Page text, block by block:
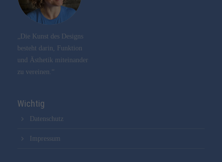
„Die Kunst des Designs
besteht darin, Funktion
und Ästhetik miteinander
zu vereinen.“
Wichtig
Datenschutz
Impressum